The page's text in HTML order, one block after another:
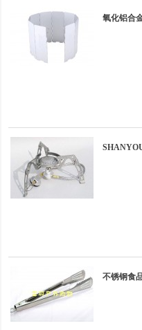
氧化铝合
不锈钢食